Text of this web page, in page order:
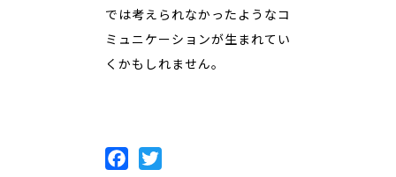
では考えられなかったようなコ
ミュニケーションが生まれてい
くかもしれません。
Facebook